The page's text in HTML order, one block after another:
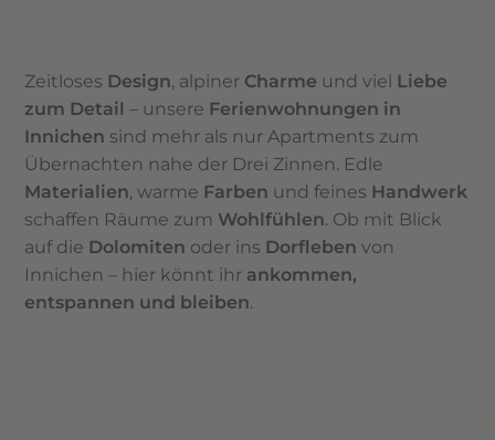
Zeitloses Design, alpiner Charme und viel Liebe
zum Detail – unsere Ferienwohnungen in
Innichen sind mehr als nur Apartments zum
Übernachten nahe der Drei Zinnen. Edle
Materialien, warme Farben und feines Handwerk
schaffen Räume zum Wohlfühlen. Ob mit Blick
auf die Dolomiten oder ins Dorfleben von
Innichen – hier könnt ihr ankommen,
entspannen und bleiben.